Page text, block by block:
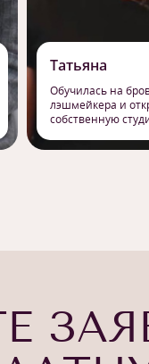
Татьяна
Обучилась на
лэшмейкера и
собственную